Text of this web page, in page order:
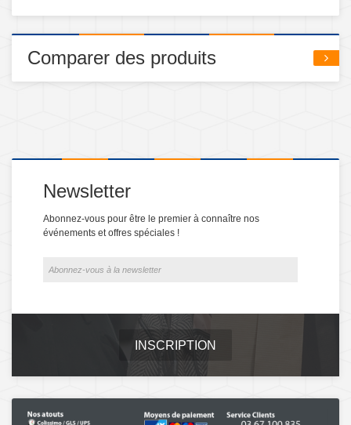
Comparer des produits
Newsletter
Abonnez-vous pour être le premier à connaître nos
événements et offres spéciales !
INSCRIPTION